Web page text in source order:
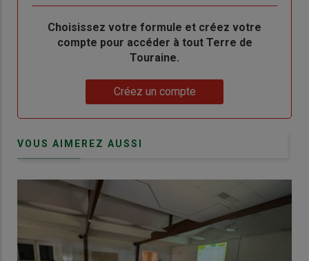
BodyChoisissez votre formule et créez votre
compte pour accéder à tout Terre de
Touraine.
Créez un compte
VOUS AIMEREZ AUSSI